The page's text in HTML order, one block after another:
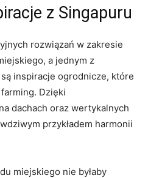
​z Singapuru
rozwiązań w zakresie
a ‌jednym z
inspiracje ogrodnicze, które
‌Dzięki
dachach oraz ⁣wertykalnych
przykładem harmonii
⁣miejskiego nie byłaby